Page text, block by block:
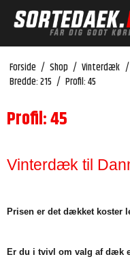
Forside / Shop / Vinterdæk /
Bredde: 215 / Profil: 45
Profil: 45
Vinterdæk til
Prisen er det dækket koster
Er du i tvivl om valg af dæk